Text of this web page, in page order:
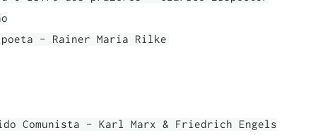
poeta - Rainer Maria Rilke
Comunista - Karl Marx & Friedrich Engels